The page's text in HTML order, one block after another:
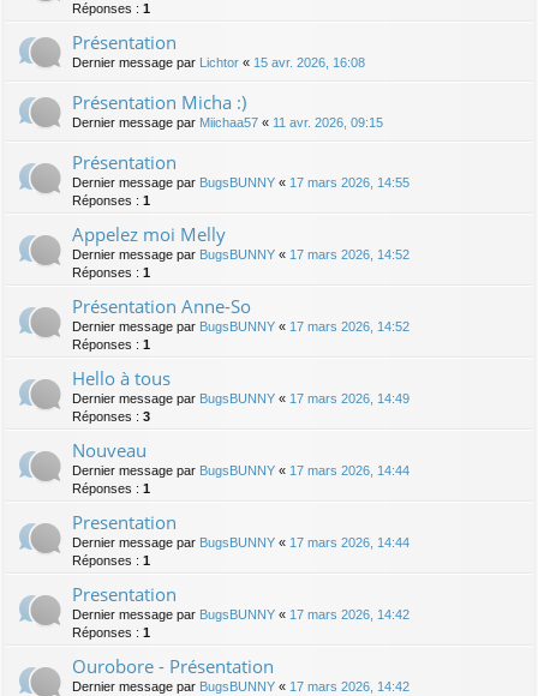
Réponses : 1
Présentation
Dernier message par Lichtor « 15 avr. 2026, 16:08
Présentation Micha :)
Dernier message par Miichaa57 « 11 avr. 2026, 09:15
Présentation
Dernier message par BugsBUNNY « 17 mars 2026, 14:55
Réponses : 1
Appelez moi Melly
Dernier message par BugsBUNNY « 17 mars 2026, 14:52
Réponses : 1
Présentation Anne-So
Dernier message par BugsBUNNY « 17 mars 2026, 14:52
Réponses : 1
Hello à tous
Dernier message par BugsBUNNY « 17 mars 2026, 14:49
Réponses : 3
Nouveau
Dernier message par BugsBUNNY « 17 mars 2026, 14:44
Réponses : 1
Presentation
Dernier message par BugsBUNNY « 17 mars 2026, 14:44
Réponses : 1
Presentation
Dernier message par BugsBUNNY « 17 mars 2026, 14:42
Réponses : 1
Ourobore - Présentation
Dernier message par BugsBUNNY « 17 mars 2026, 14:42